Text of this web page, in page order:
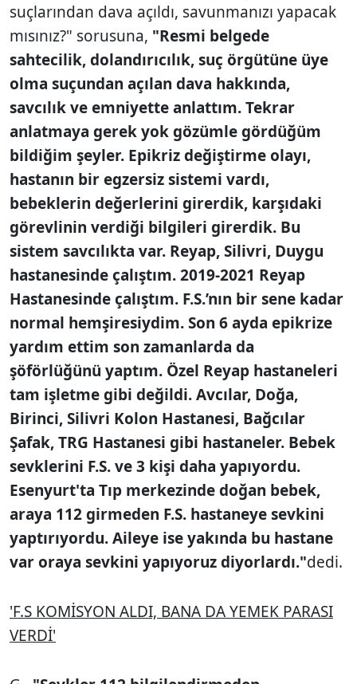
suçlarından dava açıldı, savunmanızı yapacak
mısınız?" sorusuna, "Resmi belgede
sahtecilik, dolandırıcılık, suç örgütüne üye
olma suçundan açılan dava hakkında,
savcılık ve emniyette anlattım. Tekrar
anlatmaya gerek yok gözümle gördüğüm
bildiğim şeyler. Epikriz değiştirme olayı,
hastanın bir egzersiz sistemi vardı,
bebeklerin değerlerini girerdik, karşıdaki
görevlinin verdiği bilgileri girerdik. Bu
sistem savcılıkta var. Reyap, Silivri, Duygu
hastanesinde çalıştım. 2019-2021 Reyap
Hastanesinde çalıştım. F.S.’nın bir sene kadar
normal hemşiresiydim. Son 6 ayda epikrize
yardım ettim son zamanlarda da
şöförlüğünü yaptım. Özel Reyap hastaneleri
tam işletme gibi değildi. Avcılar, Doğa,
Birinci, Silivri Kolon Hastanesi, Bağcılar
Şafak, TRG Hastanesi gibi hastaneler. Bebek
sevklerini F.S. ve 3 kişi daha yapıyordu.
Esenyurt'ta Tıp merkezinde doğan bebek,
araya 112 girmeden F.S. hastaneye sevkini
yaptırıyordu. Aileye ise yakında bu hastane
var oraya sevkini yapıyoruz diyorlardı."dedi.
'F.S KOMİSYON ALDI, BANA DA YEMEK PARASI
VERDİ'